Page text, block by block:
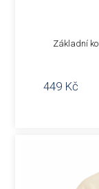
Základní
449Kč